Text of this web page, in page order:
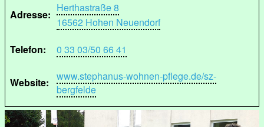
Adresse:
Herthastraße 8
16562 Hohen Neuendorf
Telefon:
0 33 03/50 66 41
Website:
www.stephanus-wohnen-pflege.de/sz-
bergfelde